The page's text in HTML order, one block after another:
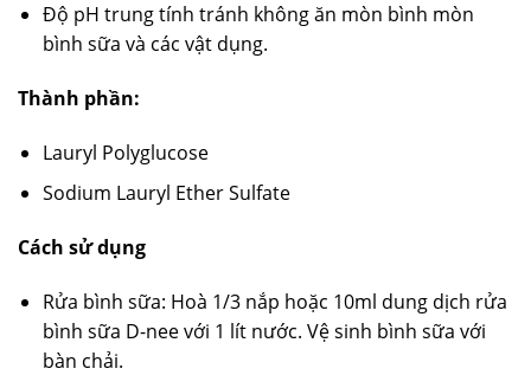
Độ pH trung tính tránh không ăn mòn bình mòn
bình sữa và các vật dụng.
Thành phần:
Lauryl Polyglucose
Sodium Lauryl Ether Sulfate
Cách sử dụng
Rửa bình sữa: Hoà 1/3 nắp hoặc 10ml dung dịch rửa
bình sữa D-nee với 1 lít nước. Vệ sinh bình sữa với
bàn chải.